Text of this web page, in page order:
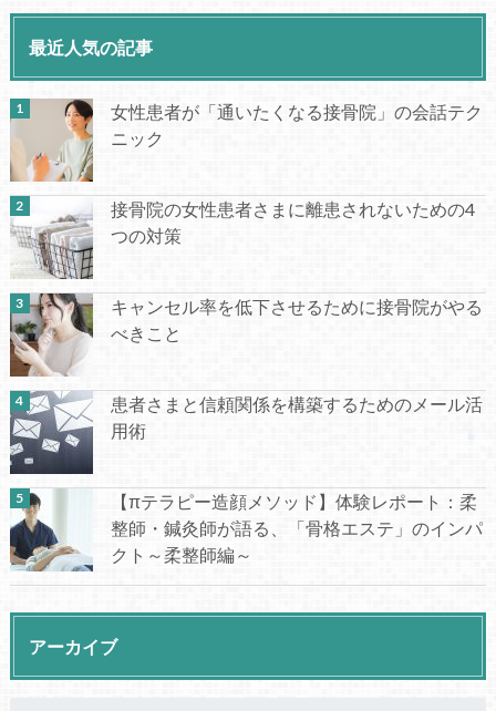
最近人気の記事
女性患者が「通いたくなる接骨院」の会話テク
ニック
接骨院の女性患者さまに離患されないための4
つの対策
キャンセル率を低下させるために接骨院がやる
べきこと
患者さまと信頼関係を構築するためのメール活
用術
【πテラピー造顔メソッド】体験レポート：柔
整師・鍼灸師が語る、「骨格エステ」のインパ
クト～柔整師編～
アーカイブ